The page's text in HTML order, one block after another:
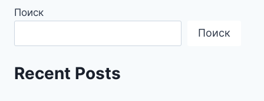
Поиск
Поиск
Recent Posts